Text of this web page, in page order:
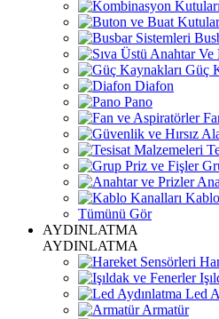
Güç
Diafon
Pano
Tümünü Gör
AYDINLATMA
AYDINLATMA
Led
Armatür